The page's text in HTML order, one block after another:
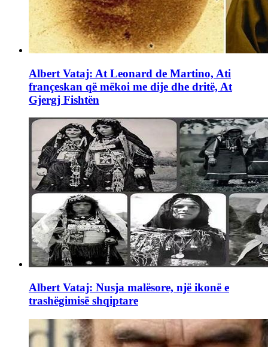
Albert Vataj: At Leonard de Martino, Ati
françeskan që mëkoi me dije dhe dritë, At
Gjergj Fishtën
Albert Vataj: Nusja malësore, një ikonë e
trashëgimisë shqiptare